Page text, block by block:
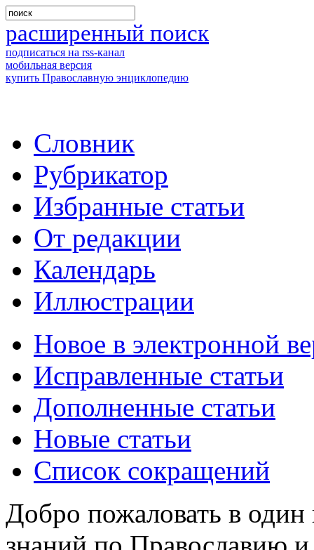
расширенный поиск
подписаться на rss-канал
мобильная версия
купить Православную энциклопедию
Словник
Рубрикатор
Избранные статьи
От редакции
Календарь
Иллюстрации
Новое в электронной
Исправленные статьи
Дополненные статьи
Новые статьи
Список сокращений
Добро пожаловать в